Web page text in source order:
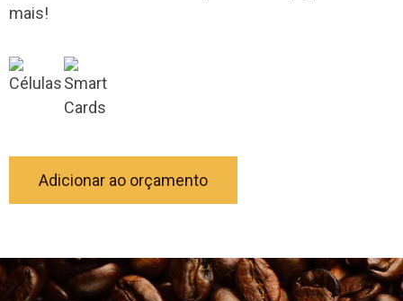
mais!
Adicionar ao orçamento